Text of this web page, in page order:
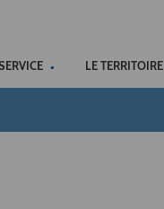
LE TERRITOIRE